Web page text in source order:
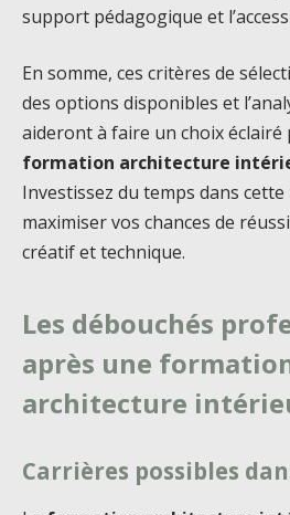
support pédagogique et
En somme, ces critères de
des options disponibles et
aideront à faire un choix
formation architecture
Investissez du temps dans
maximiser vos chances de
créatif et technique.
Les débouchés
après une
architecture
Carrières possibles